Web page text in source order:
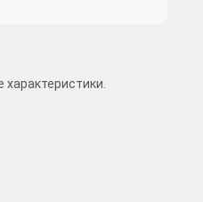
характеристики.